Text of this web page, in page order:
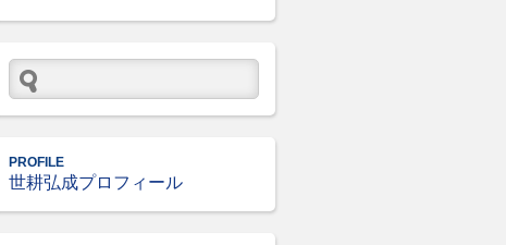
PROFILE
世耕弘成プロフィール